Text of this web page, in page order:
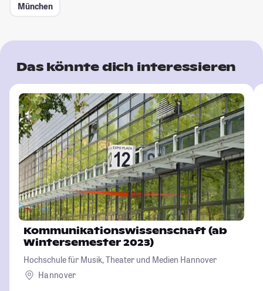
München
Das könnte dich interessieren
Kommunikationswissenschaft (ab
Wintersemester 2023)
Hochschule für Musik, Theater und Medien Hannover
Hannover